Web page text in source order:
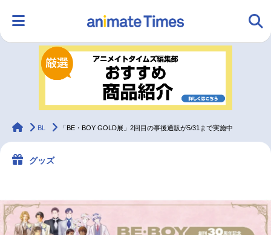
ランキング アニメ
ラジオ
2.5次元 配信・Vtuber
animateTimes
BL 「BE・BOY GOLD展」2回目の事後通販が5/31まで実施中
グッズ